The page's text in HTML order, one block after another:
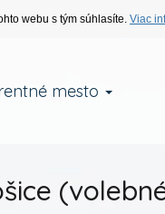
webu s tým súhlasíte. Viac
mesto